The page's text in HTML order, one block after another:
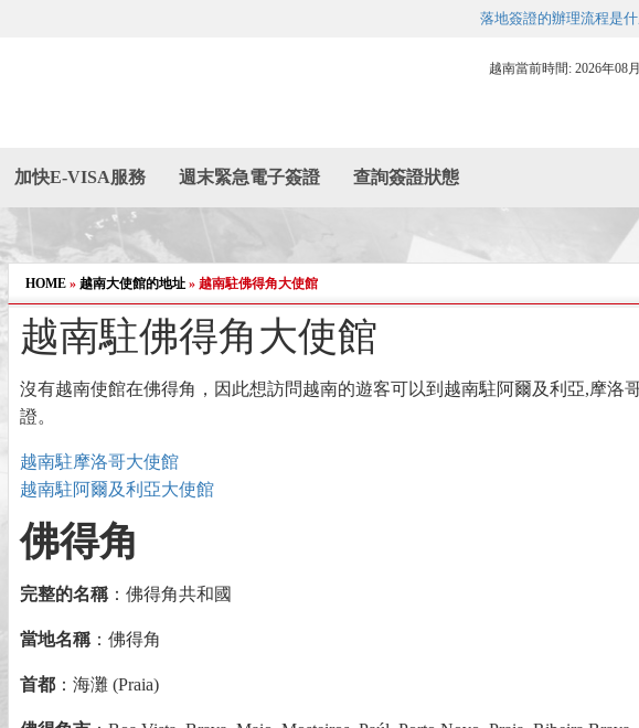
落地簽證的辦理流程是什
越南當前時間:2026年08
加快E-VISA服務 週末緊急電子簽證 查詢簽證狀態
HOME » 越南大使館的地址 » 越南駐佛得角大使館
越南駐佛得角大使館
沒有越南使館在佛得角，因此想訪問越南的遊客可以到越南駐阿爾及利亞,摩洛
證。
越南駐摩洛哥大使館
越南駐阿爾及利亞大使館
佛得角
完整的名稱 ：佛得角共和國
當地名稱 ：佛得角
首都 ：海灘 (Praia)